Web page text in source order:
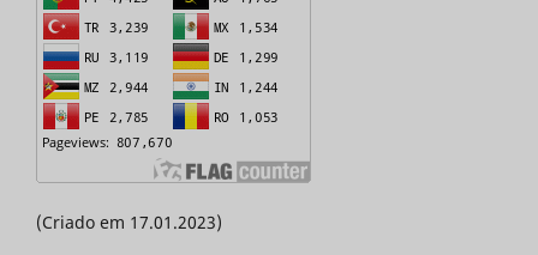
(Criado em 17.01.2023)